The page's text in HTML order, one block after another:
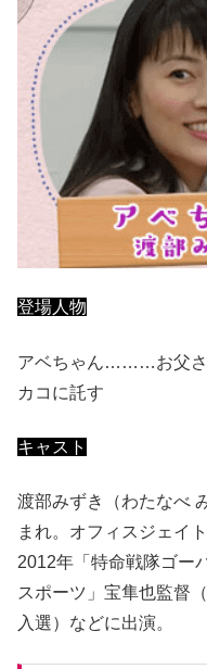
登場人物
アベちゃん………お父さ
カコに託す
キャスト
渡部みずき（わたな
まれ。オフィスジェイ
2012年「特命戦隊ゴー
スポーツ」宝隼也監督
入選）などに出演。